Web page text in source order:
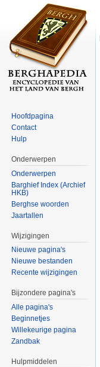
Hoofdpagina
Contact
Hulp
Onderwerpen
Onderwerpen
Barghief Index (Archief
HKB)
Berghse woorden
Jaartallen
Wijzigingen
Nieuwe pagina's
Nieuwe bestanden
Recente wijzigingen
Bijzondere pagina's
Alle pagina's
Beginnetjes
Willekeurige pagina
Zandbak
Hulpmiddelen